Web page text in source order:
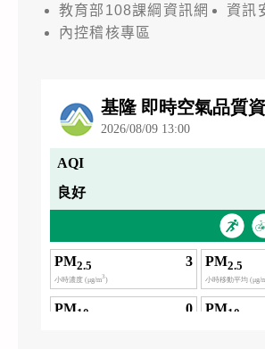
教育部108課綱資訊網
資訊
內控稽核專區